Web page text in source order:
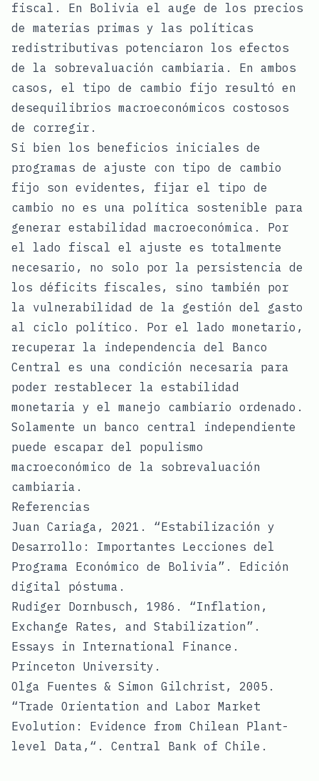
fiscal. En Bolivia el auge de los precios
de materias primas y las políticas
redistributivas potenciaron los efectos
de la sobrevaluación cambiaria. En ambos
casos, el tipo de cambio fijo resultó en
desequilibrios macroeconómicos costosos
de corregir.
Si bien los beneficios iniciales de
programas de ajuste con tipo de cambio
fijo son evidentes, fijar el tipo de
cambio no es una política sostenible para
generar estabilidad macroeconómica. Por
el lado fiscal el ajuste es totalmente
necesario, no solo por la persistencia de
los déficits fiscales, sino también por
la vulnerabilidad de la gestión del gasto
al ciclo político. Por el lado monetario,
recuperar la independencia del Banco
Central es una condición necesaria para
poder restablecer la estabilidad
monetaria y el manejo cambiario ordenado.
Solamente un banco central independiente
puede escapar del populismo
macroeconómico de la sobrevaluación
cambiaria.
Referencias
Juan Cariaga, 2021. “Estabilización y
Desarrollo: Importantes Lecciones del
Programa Económico de Bolivia”. Edición
digital póstuma.
Rudiger Dornbusch, 1986. “Inflation,
Exchange Rates, and Stabilization”.
Essays in International Finance.
Princeton University.
Olga Fuentes & Simon Gilchrist, 2005.
“Trade Orientation and Labor Market
Evolution: Evidence from Chilean Plant-
level Data,“. Central Bank of Chile.